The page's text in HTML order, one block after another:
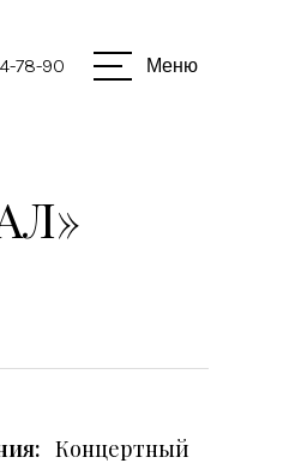
78-90 Меню
Концертный